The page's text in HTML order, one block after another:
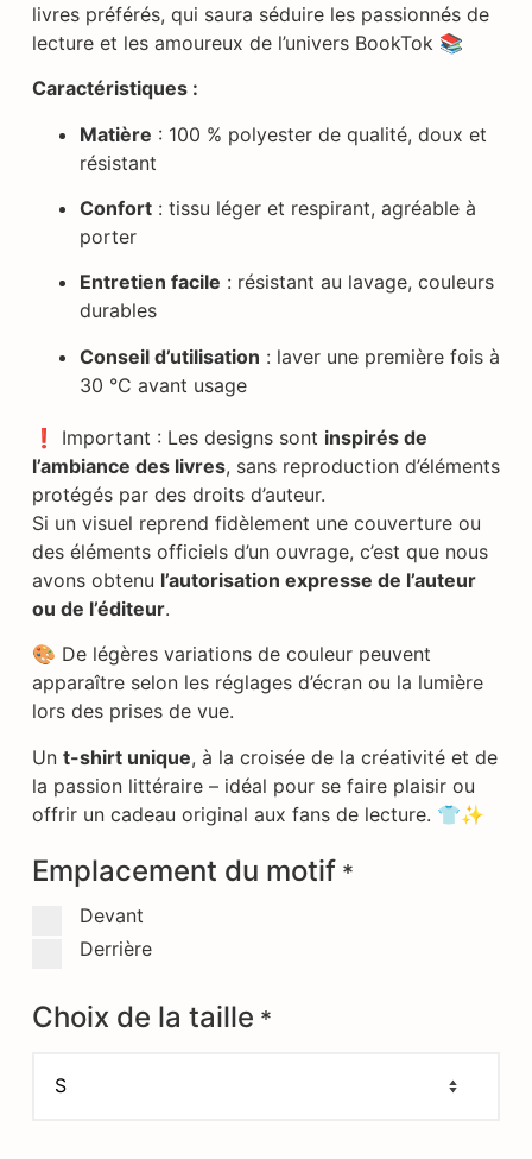
livres préférés, qui saura séduire les passionnés de
lecture et les amoureux de l’univers BookTok 📚
Caractéristiques :
Matière : 100 % polyester de qualité, doux et
résistant
Confort: tissu léger et respirant, agréable à
porter
Entretien facile : résistant au lavage, couleurs
durables
Conseil d’utilisation : laver une première fois à
30 °C avant usage
❗ Important : Les designs sont inspirés de
l’ambiance des livres, sans reproduction d’éléments
protégés par des droits d’auteur.
Si un visuel reprend fidèlement une couverture ou
des éléments officiels d’un ouvrage, c’est que nous
avons obtenu l’autorisation expresse de l’auteur
ou de l’éditeur.
🎨 De légères variations de couleur peuvent
apparaître selon les réglages d’écran ou la lumière
lors des prises de vue.
Un t-shirt unique, à la croisée de la créativité et de
la passion littéraire – idéal pour se faire plaisir ou
offrir un cadeau original aux fans de lecture. 👕✨
Emplacement du motif *
Devant
Derrière
Choix de la taille *